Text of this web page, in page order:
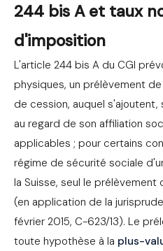
244 bis A et taux
d'imposition
L'article 244 bis A du CGI
physiques, un prélèvement
de cession, auquel
au regard de son affiliation
applicables ; pour certains
régime de sécurité sociale
la Suisse, seul le
(en application de la
février 2015, C-623/13). Le
toute hypothèse à la plus-